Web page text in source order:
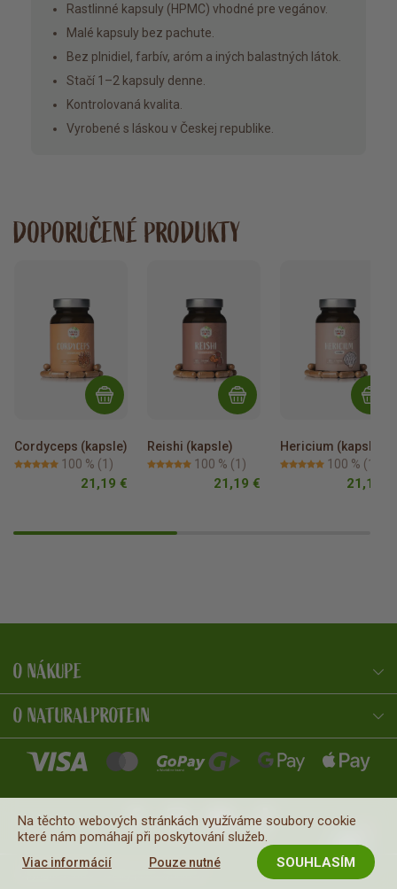
Rastlinné kapsuly (HPMC) vhodné pre vegánov.
Malé kapsuly bez pachute.
Bez plnidiel, farbív, aróm a iných balastných látok.
Stačí 1–2 kapsuly denne.
Kontrolovaná kvalita.
Vyrobené s láskou v Českej republike.
DOPORUČENÉ PRODUKTY
Cordyceps (kapsle)
100 % (1)
21,19 €
Reishi (kapsle)
100 % (1)
21,19 €
Hericium (kapsle)
100 % (1)
21,19 €
O NÁKUPE
O NATURALPROTEIN
Na těchto webových stránkách využíváme soubory cookie
které nám pomáhají při poskytování služeb.
Viac informácií Pouze nutné SOUHLASÍM
NaturalProtein Poradca